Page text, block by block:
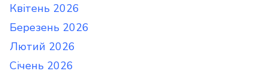
Квітень 2026
Березень 2026
Лютий 2026
Січень 2026